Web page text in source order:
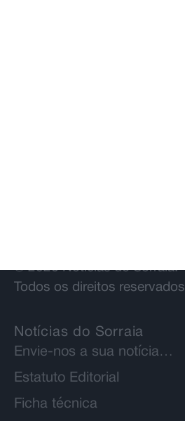
© 2026 Notícias do Sorraia.
Todos os direitos reservados
Notícias do Sorraia
Envie-nos a sua notícia…
Estatuto Editorial
Ficha técnica